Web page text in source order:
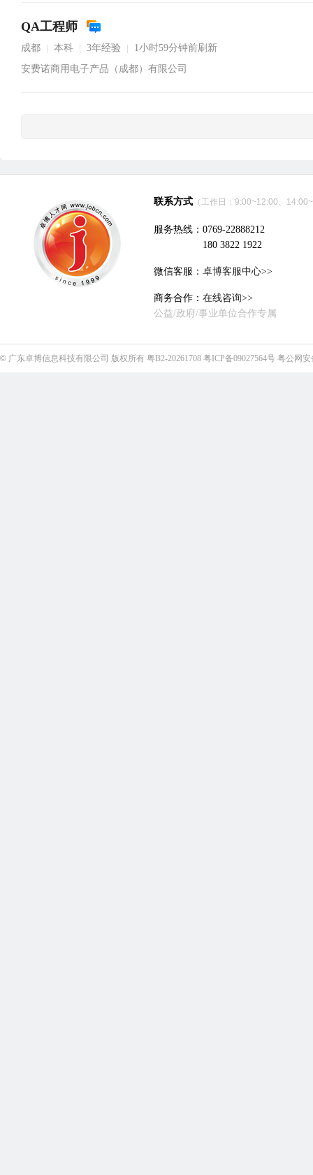
QA工程师
成都 本科 3年经验
1小时59分钟前刷新
安费诺商用电子产品（成都）有限公司
联系方式 （工作日：9:00~12:00、
服务热线：0769-22888212
180 3822 1922
微信客服： 卓博客服中心>>
商务合作： 在线咨询>>
公益/政府/事业单位合作专属
© 广东卓博信息科技有限公司 版权所有 粤B2-20261708 粤ICP备09027564号 粤公网安